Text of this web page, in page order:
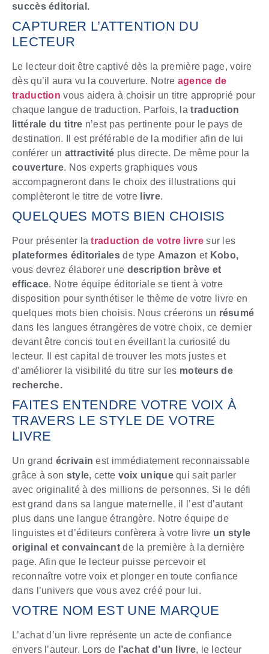
succès éditorial.
CAPTURER L’ATTENTION DU
LECTEUR
Le lecteur doit être captivé dès la première page, voire
dès qu’il aura vu la couverture. Notre agence de
traduction vous aidera à choisir un titre approprié pour
chaque langue de traduction. Parfois, latraduction
littérale du titre n’est pas pertinente pour le pays de
destination. Il est préférable de la modifier afin de lui
conférer un attractivité plus directe. De même pour la
couverture. Nos experts graphiques vous
accompagneront dans le choix des illustrations qui
complèteront le titre de votre livre.
QUELQUES MOTS BIEN CHOISIS
Pour présenter latraduction de votre livresur les
plateformes éditorialesde type Amazon et Kobo,
vous devrez élaborer une description brève et
efficace. Notre équipe éditoriale se tient à votre
disposition pour synthétiser le thème de votre livre en
quelques mots bien choisis. Nous créerons un résumé
dans les langues étrangères de votre choix, ce dernier
devant être concis tout en éveillant la curiosité du
lecteur. Il est capital de trouver les mots justes et
d’améliorer la visibilité du titre sur les moteurs de
recherche.
FAITES ENTENDRE VOTRE VOIX À
TRAVERS LE STYLE DE VOTRE
LIVRE
Un grand écrivain est immédiatement reconnaissable
grâce à son style, cette voix uniquequi sait parler
avec originalité à des millions de personnes. Si le défi
est grand dans sa langue maternelle, il l’est d’autant
plus dans une langue étrangère. Notre équipe de
linguistes et d’éditeurs confèrera à votre livre un style
original et convaincantde la première à la dernière
page. Afin que le lecteur puisse percevoir et
reconnaître votre voix et plonger en toute confiance
dans l’univers que vous avez créé pour lui.
VOTRE NOM EST UNE MARQUE
L’achat d’un livre représente un acte de confiance
envers l’auteur. Lors de l’achat d’un livre, le lecteur